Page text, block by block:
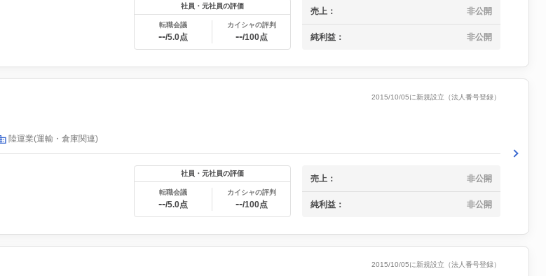
社員・元社員の評価
転職会議
--/5.0点
カイシャの評判
--/100点
売上： 非公開
純利益： 非公開
2015/10/05に新規設立（法人番号登録）
陸運業(運輸・倉庫関連)
社員・元社員の評価
転職会議
--/5.0点
カイシャの評判
--/100点
売上： 非公開
純利益： 非公開
2015/10/05に新規設立（法人番号登録）